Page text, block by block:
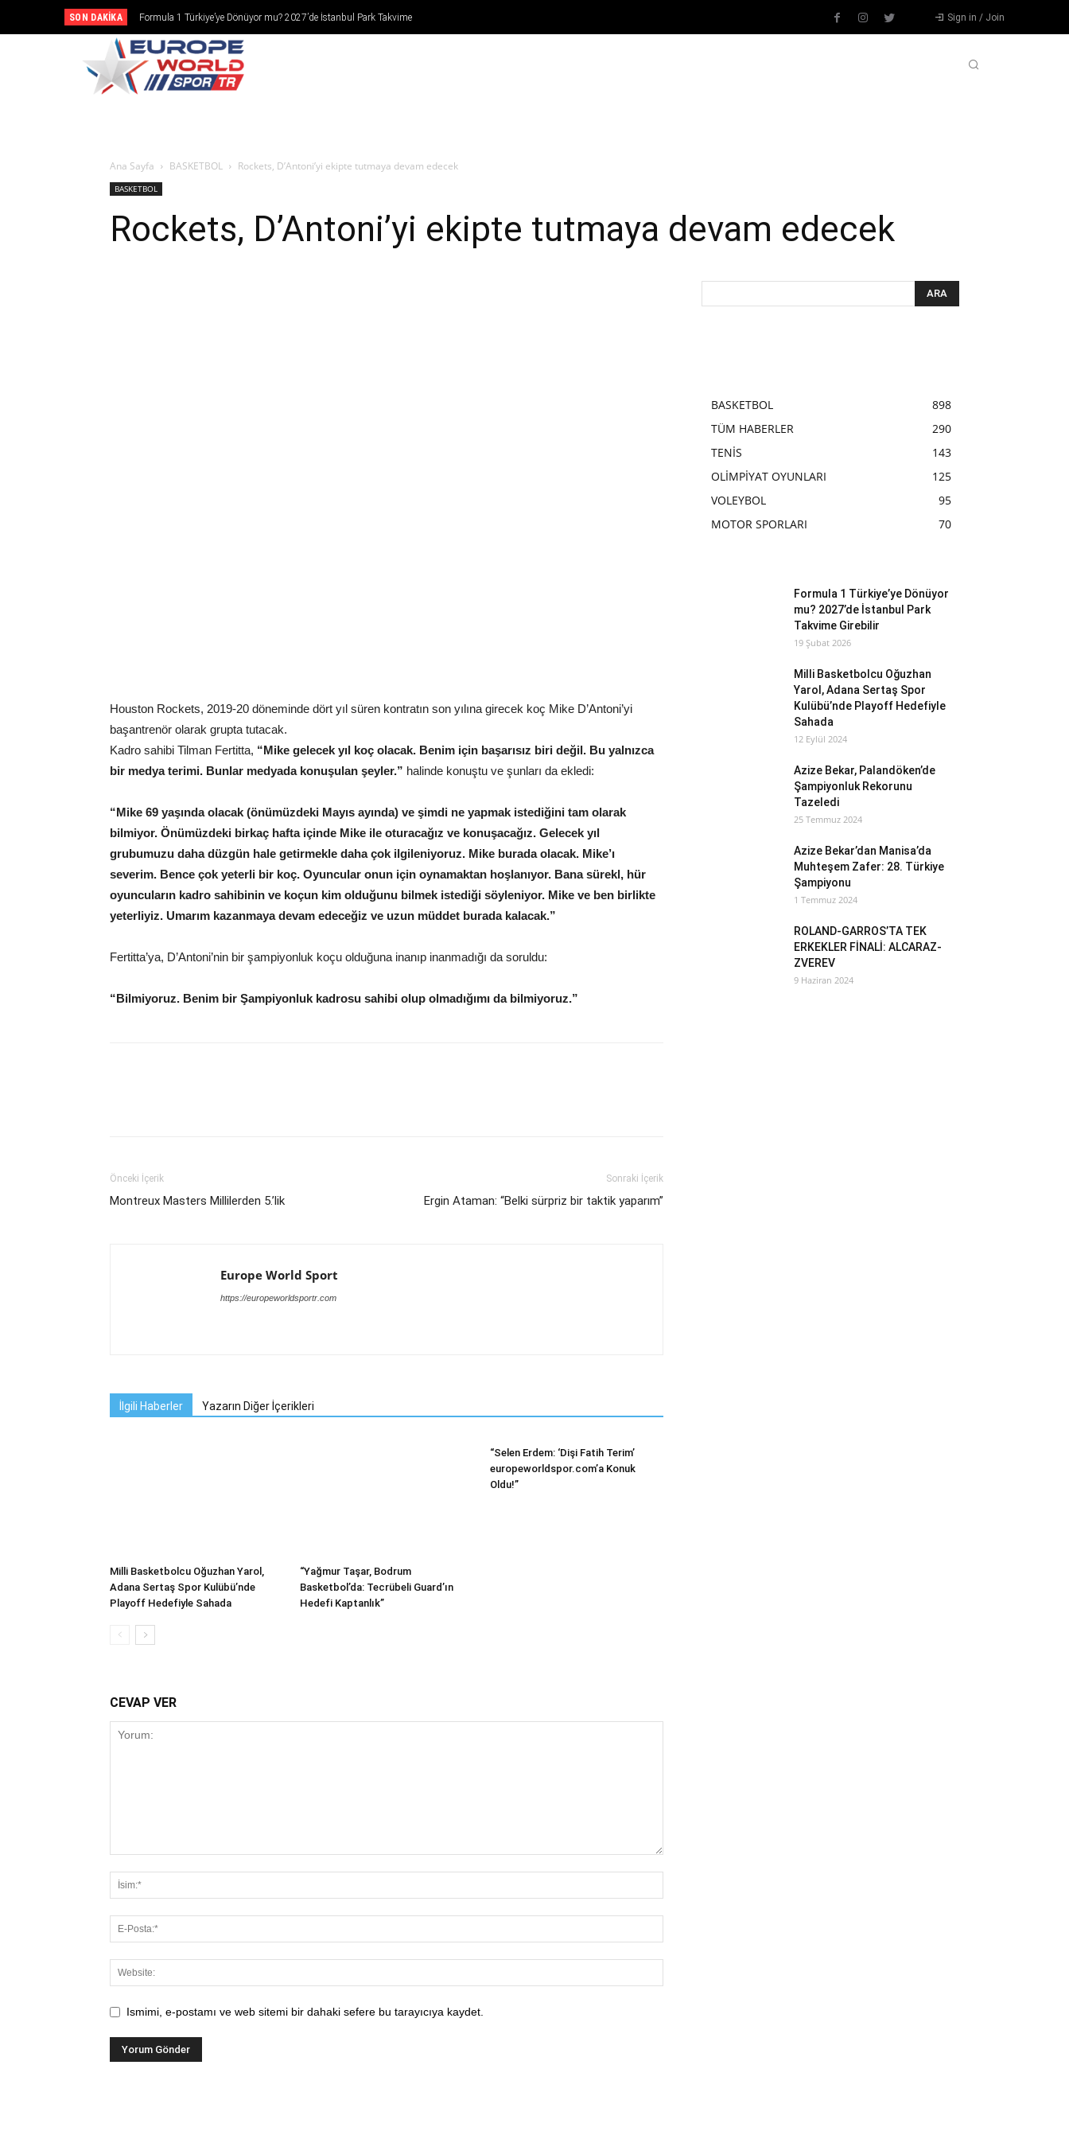
SON DAKIKA
Formula 1 Türkiye’ye Dönüyor mu? 2027’de İstanbul Park Takvime
Girebilir
Sign in / Join
Ana Sayfa BASKETBOL Rockets, D’Antoni’yi ekipte tutmaya devam edecek
BASKETBOL
Rockets, D’Antoni’yi ekipte tutmaya devam edecek
Houston Rockets, 2019-20 döneminde dört yıl süren kontratın son yılına girecek koç Mike D’Antoni’yi
başantrenör olarak grupta tutacak.
Kadro sahibi Tilman Fertitta, “Mike gelecek yıl koç olacak. Benim için başarısız biri değil. Bu yalnızca
bir medya terimi. Bunlar medyada konuşulan şeyler.” halinde konuştu ve şunları da ekledi:
“Mike 69 yaşında olacak (önümüzdeki Mayıs ayında) ve şimdi ne yapmak istediğini tam olarak
bilmiyor. Önümüzdeki birkaç hafta içinde Mike ile oturacağız ve konuşacağız. Gelecek yıl
grubumuzu daha düzgün hale getirmekle daha çok ilgileniyoruz. Mike burada olacak. Mike’ı
severim. Bence çok yeterli bir koç. Oyuncular onun için oynamaktan hoşlanıyor. Bana sürekl, hür
oyuncuların kadro sahibinin ve koçun kim olduğunu bilmek istediği söyleniyor. Mike ve ben birlikte
yeterliyiz. Umarım kazanmaya devam edeceğiz ve uzun müddet burada kalacak.”
Fertitta’ya, D’Antoni’nin bir şampiyonluk koçu olduğuna inanıp inanmadığı da soruldu:
“Bilmiyoruz. Benim bir Şampiyonluk kadrosu sahibi olup olmadığımı da bilmiyoruz.”
Önceki İçerik
Montreux Masters Millilerden 5.’lik
Sonraki İçerik
Ergin Ataman: “Belki sürpriz bir taktik yaparım”
Europe World Sport
https://europeworldsportr.com
İlgili Haberler Yazarın Diğer İçerikleri
Milli Basketbolcu Oğuzhan Yarol,
Adana Sertaş Spor Kulübü’nde
Playoff Hedefiyle Sahada
“Yağmur Taşar, Bodrum
Basketbol’da: Tecrübeli Guard’ın
Hedefi Kaptanlık”
“Selen Erdem: ‘Dişi Fatih Terim’
europeworldspor.com’a Konuk
Oldu!”
CEVAP VER
Ismimi, e-postamı ve web sitemi bir dahaki sefere bu tarayıcıya kaydet.
BASKETBOL
898
TÜM HABERLER
290
TENİS
143
OLİMPİYAT OYUNLARI
125
VOLEYBOL
95
MOTOR SPORLARI
70
Formula 1 Türkiye’ye Dönüyor
mu? 2027’de İstanbul Park
Takvime Girebilir
19 Şubat 2026
Milli Basketbolcu Oğuzhan
Yarol, Adana Sertaş Spor
Kulübü’nde Playoff Hedefiyle
Sahada
12 Eylül 2024
Azize Bekar, Palandöken’de
Şampiyonluk Rekorunu
Tazeledi
25 Temmuz 2024
Azize Bekar’dan Manisa’da
Muhteşem Zafer: 28. Türkiye
Şampiyonu
1 Temmuz 2024
ROLAND-GARROS’TA TEK
ERKEKLER FİNALİ: ALCARAZ-
ZVEREV
9 Haziran 2024